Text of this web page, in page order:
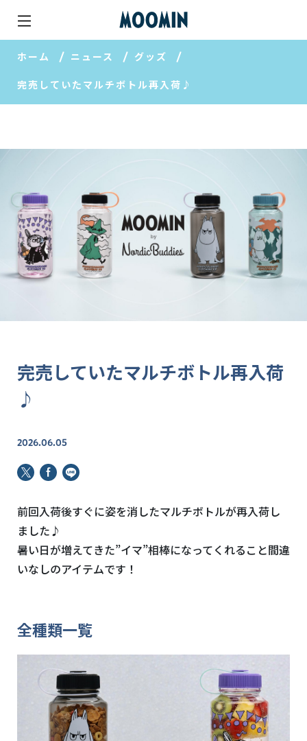
ホーム ニュース グッズ
完売していたマルチボトル再入荷♪
完売していたマルチボトル再入荷
♪
2026.06.05
前回入荷後すぐに姿を消したマルチボトルが再入荷し
ました♪
暑い日が増えてきた”イマ”相棒になってくれること間違
いなしのアイテムです！
全種類一覧